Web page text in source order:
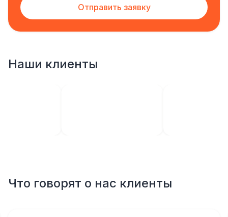
Отправить заявку
Наши клиенты
Что говорят о нас клиенты